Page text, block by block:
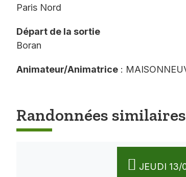
Paris Nord
Départ de la sortie
Boran
Animateur/Animatrice :
Randonnées similaires
JEUDI 13/